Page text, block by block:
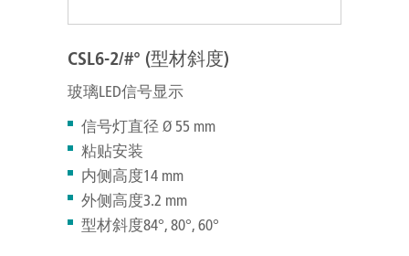
CSL6-2/#° (型材斜度)
玻璃LED信号显示
信号灯直径 Ø 55 mm
粘贴安装
内侧高度14 mm
外侧高度3.2 mm
型材斜度84°, 80°, 60°